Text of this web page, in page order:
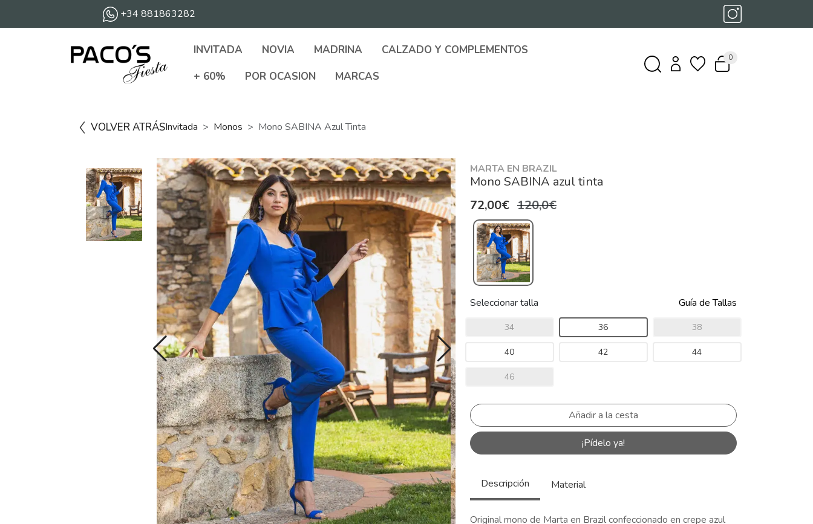
+34 881863282
INVITADA NOVIA MADRINA
CALZADO Y COMPLEMENTOS
+ 60%
POR OCASION MARCAS
0
VOLVER ATRÁSInvitada Monos Mono SABINA Azul Tinta
MARTA EN BRAZIL
Mono SABINA azul tinta
72,00€ 120,0€
Seleccionar talla Guía de Tallas
34 36 38
40 42 44
46
¡Pídelo ya!
Descripción Material
Original mono de Marta en Brazil confeccionado en crepe azul